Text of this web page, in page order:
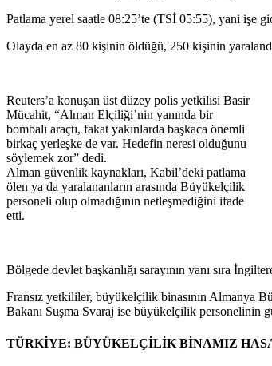
Patlama yerel saatle 08:25’te (TSİ 05:55), yani işe
Olayda en az 80 kişinin öldüğü, 250 kişinin
Reuters’a konuşan üst düzey polis yetkilisi Basir
Mücahit, “Alman Elçiliği’nin yanında bir
bombalı araçtı, fakat yakınlarda başkaca önemli
birkaç yerleşke de var. Hedefin neresi olduğunu
söylemek zor” dedi.
Alman güvenlik kaynakları, Kabil’deki patlama
ölen ya da yaralananların arasında Büyükelçilik
personeli olup olmadığının netleşmediğini ifade
etti.
Bölgede devlet başkanlığı sarayının yanı sıra
Fransız yetkililer, büyükelçilik binasının Almanya
Bakanı Suşma Svaraj ise büyükelçilik personelinin
TÜRKİYE: BÜYÜKELÇİLİK BİNAMIZ